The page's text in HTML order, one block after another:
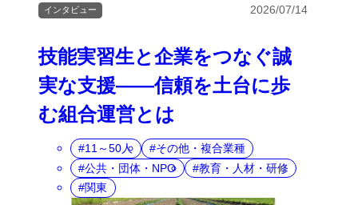
技能実習生と企業をつなぐ誠
実な支援――信頼を土台に歩
む組合運営とは
インタビュー 2026/07/14
11～50人
その他・複合業種
公共・団体・NPO
教育・人材・研修
関東